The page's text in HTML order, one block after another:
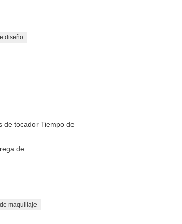
diseño
de tocador Tiempo de
de
maquillaje